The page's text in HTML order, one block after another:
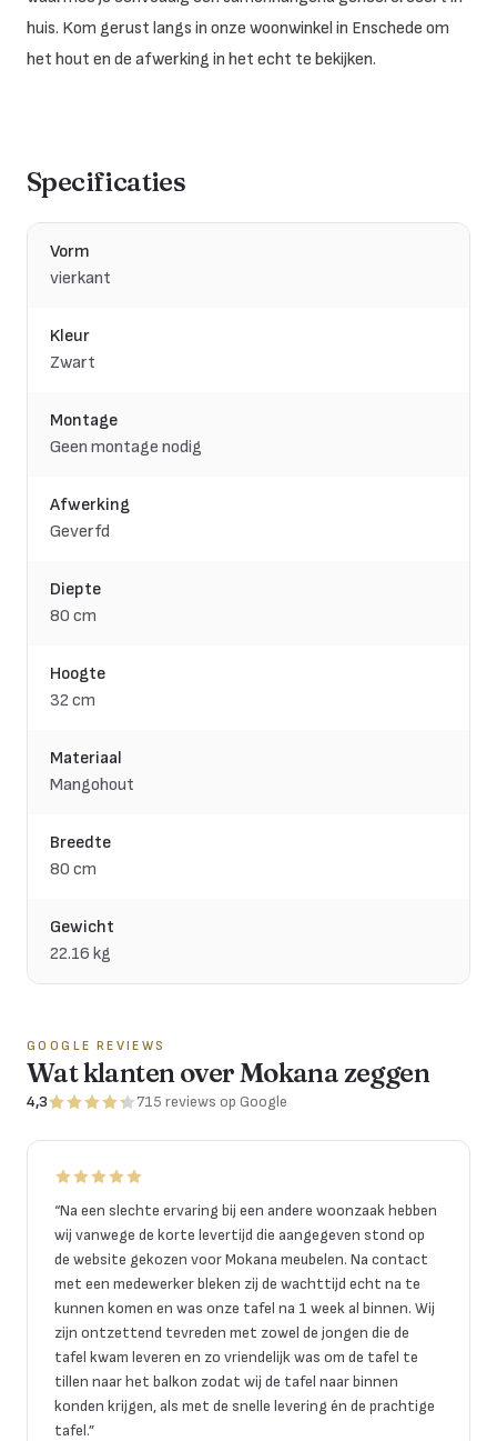
huis. Kom gerust langs in onze woonwinkel in Enschede om
het hout en de afwerking in het echt te bekijken.
Specificaties
Vorm
vierkant
Kleur
Zwart
Montage
Geen montage nodig
Afwerking
Geverfd
Diepte
80 cm
Hoogte
32 cm
Materiaal
Mangohout
Breedte
80 cm
Gewicht
22.16 kg
GOOGLE REVIEWS
Wat klanten over Mokana zeggen
4,3 715 reviews op Google
“Na een slechte ervaring bij een andere woonzaak hebben
wij vanwege de korte levertijd die aangegeven stond op
de website gekozen voor Mokana meubelen. Na contact
met een medewerker bleken zij de wachttijd echt na te
kunnen komen en was onze tafel na 1 week al binnen. Wij
zijn ontzettend tevreden met zowel de jongen die de
tafel kwam leveren en zo vriendelijk was om de tafel te
tillen naar het balkon zodat wij de tafel naar binnen
konden krijgen, als met de snelle levering én de prachtige
tafel.”